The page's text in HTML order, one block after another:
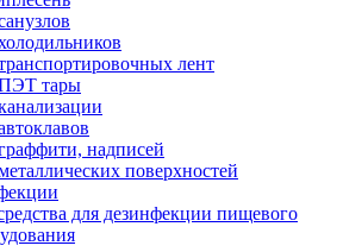
лент
тары
надписей
поверхностей
для дезинфекции пищевого